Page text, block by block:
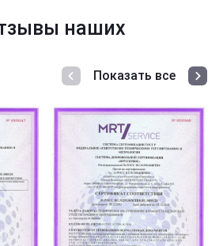
наших
Показать все